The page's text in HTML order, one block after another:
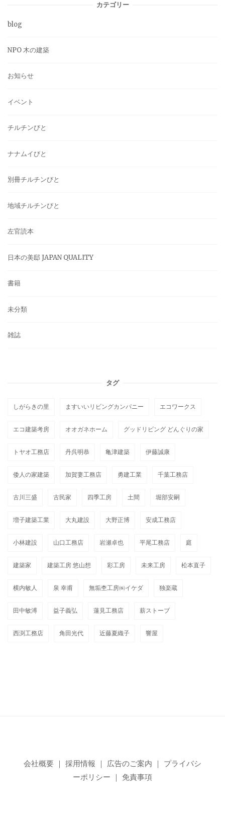
カテゴリー
blog
NPO 木の建築
お知らせ
イベント
チルチンびと
ナナムイびと
別冊チルチンびと
地域チルチンびと
左官読本
日本の美邸 JAPAN QUALITY
書籍
未分類
雑誌
タグ
しがらきの里 ますいいリビングカンパニー エコワークス
エコ建築考房 オオガネホーム グッドリビング どんぐりの家
トヤオ工務店 丹呉明恭 亀津建築 伊藤誠康
倭人の家建築 加賀妻工務店 勇建工業 千葉工務店
古川三盛 古民家 四季工房 土間 堀部安嗣
増子建築工業 大丸建設 大野正博 安成工務店
小林建設 山口工務店 岩瀬卓也 平尾工務店 庭
建築家 建築工房 悠山想 彩工房 未来工房 松本直子
横内敏人 泉 幸甫 無垢杢工房㈱イケダ 独楽蔵
田中敏溥 益子義弘 蓮見工務店 薪ストーブ
西渕工務店 角田光代 近藤夏織子 響屋
会社概要 ｜ 採用情報 ｜ 広告のご案内 ｜
プライバシ
ーポリシー ｜ 免責事項